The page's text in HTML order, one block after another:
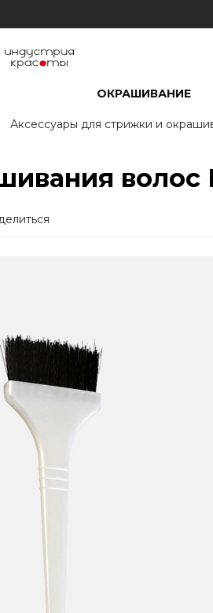
ОКРАШИВАНИЕ
Аксессуары для стрижки и
волос